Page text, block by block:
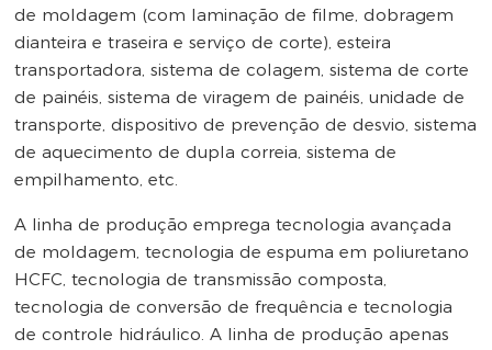
de moldagem (com laminação de filme, dobragem
dianteira e traseira e serviço de corte), esteira
transportadora, sistema de colagem, sistema de corte
de painéis, sistema de viragem de painéis, unidade de
transporte, dispositivo de prevenção de desvio, sistema
de aquecimento de dupla correia, sistema de
empilhamento, etc.
A linha de produção emprega tecnologia avançada
de moldagem, tecnologia de espuma em poliuretano
HCFC, tecnologia de transmissão composta,
tecnologia de conversão de frequência e tecnologia
de controle hidráulico. A linha de produção apenas